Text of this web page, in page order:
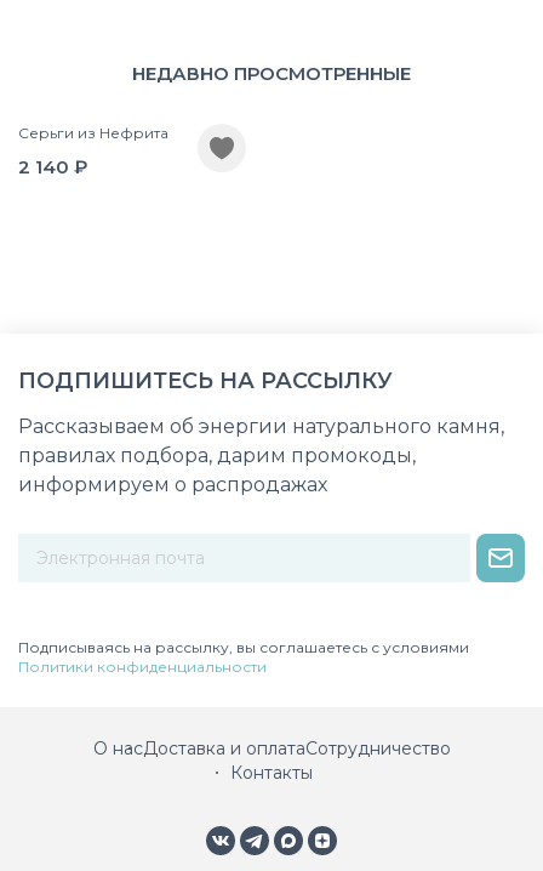
НЕДАВНО ПРОСМОТРЕННЫЕ
Серьги из Нефрита
2 140 ₽
ПОДПИШИТЕСЬ НА РАССЫЛКУ
Рассказываем об энергии натурального камня,
правилах подбора, дарим промокоды,
информируем о распродажах
Подписываясь на рассылку, вы соглашаетесь с условиями
Политики конфиденциальности
О насДоставка и оплатаСотрудничество
Контакты